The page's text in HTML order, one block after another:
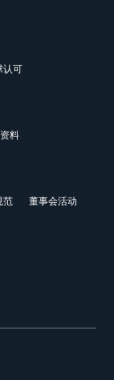
认可
料
范 董事会活动